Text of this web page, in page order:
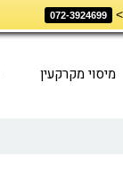
072-3924699
מיסוי מקרקעין